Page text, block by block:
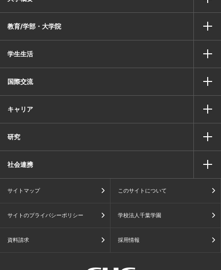
教育/学部・大学院
学生生活
国際交流
キャリア
研究
社会連携
サイトマップ このサイトについて
サイトのプライバシーポリシー 学校法人千葉学園
資料請求 採用情報